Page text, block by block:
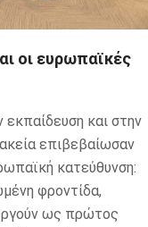
οι ευρωπαϊκές
και στην
επιβεβαίωσαν
κατεύθυνση:
φροντίδα,
ως πρώτος